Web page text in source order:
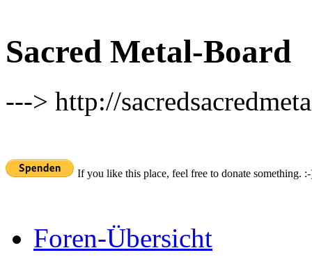
Sacred Metal-Board
---> http://
If you like this place, feel free to donate something.
Foren-Übersicht